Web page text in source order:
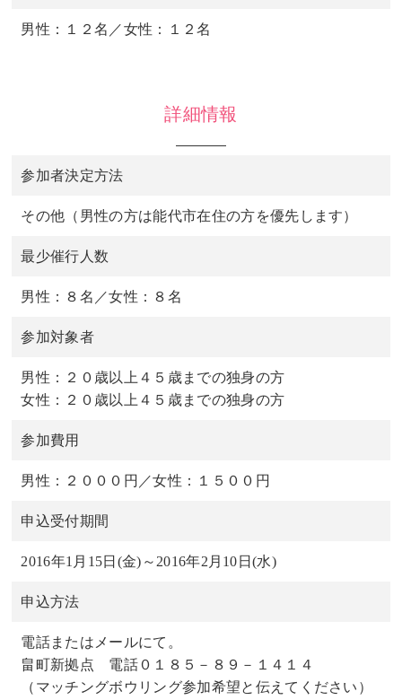
男性：１２名／女性：１２名
詳細情報
参加者決定方法
その他（男性の方は能代市在住の方を優先します）
最少催行人数
男性：８名／女性：８名
参加対象者
男性：２０歳以上４５歳までの独身の方
女性：２０歳以上４５歳までの独身の方
参加費用
男性：２０００円／女性：１５００円
申込受付期間
2016年1月15日(金)～2016年2月10日(水)
申込方法
電話またはメールにて。
畠町新拠点 電話０１８５－８９－１４１４
（マッチングボウリング参加希望と伝えてください）